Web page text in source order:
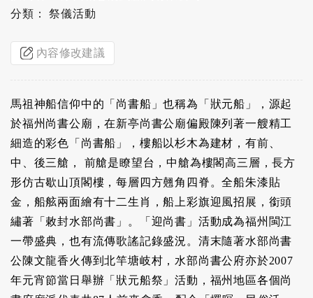
分類： 祭儀活動
內容修改建議
馬祖神船信仰中的「尚書船」也稱為「狀元船」，源起
於福州尚書公廟，在新亭尚書公廟偏殿陳列著一艘精工
細造的彩色「尚書船」，樓船以杉木為建材，有前、
中、後三艙， 前艙是瞭望台，中艙為樓閣高三層，長方
形仿古歇山頂閣樓，每層四方翹角四脊。全船朱漆貼
金，船舷兩面繪有十二生肖，船上彩旗迎風招展，銜頭
繡著「敕封水部尚書」。「迎尚書」活動成為福州閩江
一帶盛典，也有流傳歌謠記錄盛況。清末隨著水部尚書
公陳文龍香火傳到北竿塘岐村，水部尚書公府亦於2007
年元宵節當日舉辦「狀元船祭」活動，福州地區各個尚